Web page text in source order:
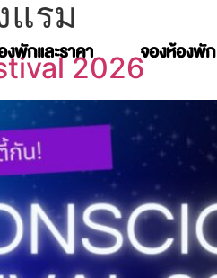
งพักและราคา จองห้องพัก
แรม
2026